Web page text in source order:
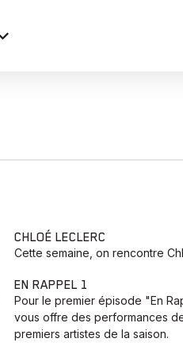
CHLOÉ LECLERC
Cette semaine, on rencontre
EN RAPPEL 1
Pour le premier épisode "En
vous offre des performances
premiers artistes de la saison.